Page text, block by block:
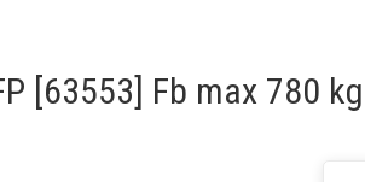
[63553] Fb max 780 kg